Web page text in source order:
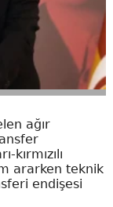
ağır
ararken teknik
endişesi